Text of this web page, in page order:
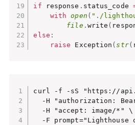
if response . status_code
with
open ( "./
file. write (
else :
raise Exception (str(
curl -f -sS "https://
-H "authorization:
  -H "accept: image/*" \
-F prompt="Lighthouse